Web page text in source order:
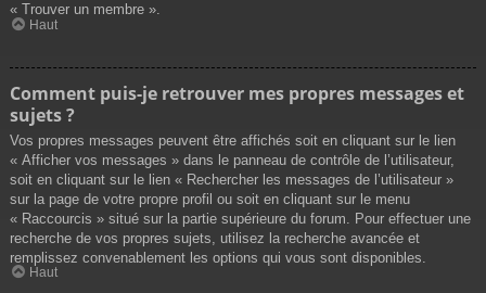
« Trouver un membre ».
Haut
Comment puis-je retrouver mes propres messages et
sujets ?
Vos propres messages peuvent être affichés soit en cliquant sur le lien
« Afficher vos messages » dans le panneau de contrôle de l’utilisateur,
soit en cliquant sur le lien « Rechercher les messages de l’utilisateur »
sur la page de votre propre profil ou soit en cliquant sur le menu
« Raccourcis » situé sur la partie supérieure du forum. Pour effectuer une
recherche de vos propres sujets, utilisez la recherche avancée et
remplissez convenablement les options qui vous sont disponibles.
Haut